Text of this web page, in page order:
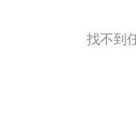
找不到